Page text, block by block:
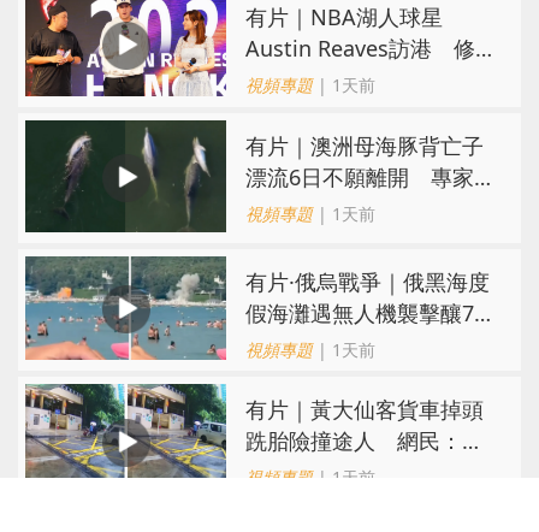
有片｜NBA湖人球星
Austin Reaves訪港 修
頓與青少年交流球技
視頻專題| 1天前
有片｜澳洲母海豚背亡子
漂流6日不願離開 專家：
極度悲傷下的哀悼行為
視頻專題| 1天前
​有片·俄烏戰爭｜俄黑海度
假海灘遇無人機襲擊釀7死
40傷 俄烏各執一詞
視頻專題| 1天前
有片｜黃大仙客貨車掉頭
跣胎險撞途人 網民：飄
移得好靚喎
視頻專題| 1天前